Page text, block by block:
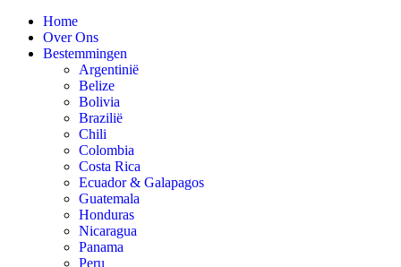
Home
Over Ons
Bestemmingen
Argentinië
Belize
Bolivia
Brazilië
Chili
Colombia
Costa Rica
Ecuador & Galapagos
Guatemala
Honduras
Nicaragua
Panama
Peru